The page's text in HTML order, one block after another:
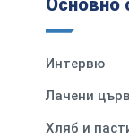
Интервю
Лачени
Хляб и